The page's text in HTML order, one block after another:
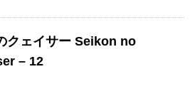
クェイサー Seikon no
– 12